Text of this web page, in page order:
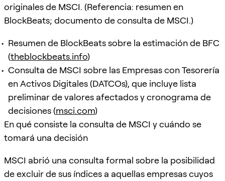
originales de MSCI. (Referencia: resumen en
BlockBeats; documento de consulta de MSCI.)
Resumen de BlockBeats sobre la estimación de BFC
(theblockbeats.info)
Consulta de MSCI sobre las Empresas con Tesorería
en Activos Digitales (DATCOs), que incluye lista
preliminar de valores afectados y cronograma de
decisiones (msci.com)
En qué consiste la consulta de MSCI y cuándo se
tomará una decisión
MSCI abrió una consulta formal sobre la posibilidad
de excluir de sus índices a aquellas empresas cuyos